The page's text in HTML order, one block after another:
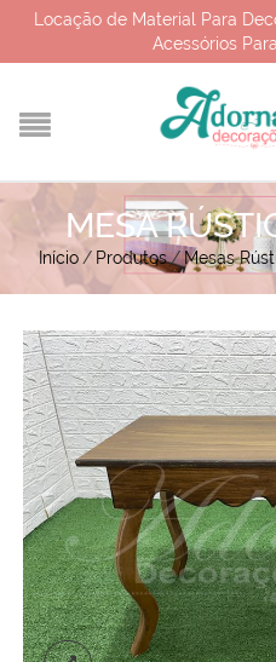
Locação de Material Para
Acessórios
MESA
Início / Produtos/Mesas